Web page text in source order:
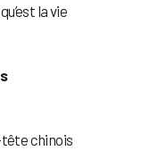
la vie
tête chinois